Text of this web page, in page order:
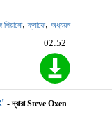
পিয়ানো,ক্যাফে, অধ্যয়ন
02:52
- দ্বারা Steve Oxen